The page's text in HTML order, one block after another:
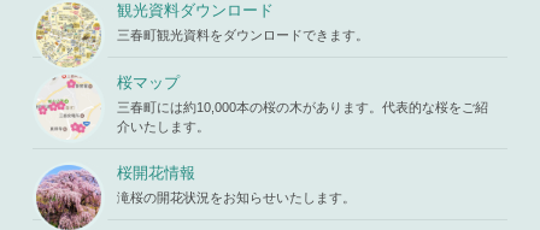
観光資料ダウンロード
三春町観光資料をダウンロードできます。
桜マップ
三春町には約10,000本の桜の木があります。代表的な桜をご紹
介いたします。
桜開花情報
滝桜の開花状況をお知らせいたします。